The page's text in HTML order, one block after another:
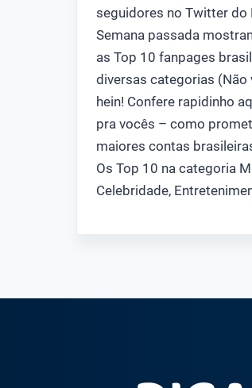
seguidores no Twitter do
Semana passada
as Top 10 fanpages
diversas categorias (Não
hein! Confere rapidinho
pra vocês – como
maiores contas
Os Top 10 na categoria
Celebridade,